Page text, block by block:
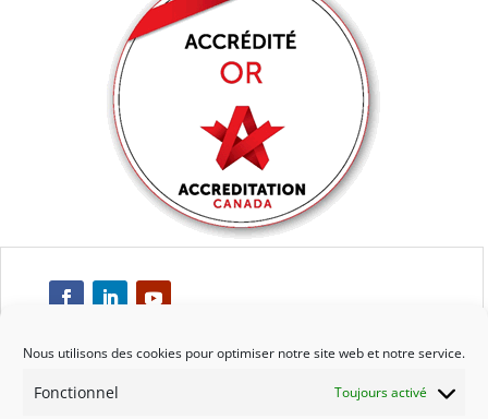
Nous utilisons des cookies pour optimiser notre site web et notre service.
Fonctionnel Toujours activé
Respect